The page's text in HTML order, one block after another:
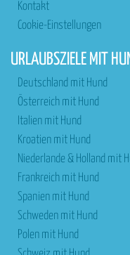
Kontakt
Cookie-Einstellungen
URLAUBSZIELE MIT
Deutschland mit Hund
Österreich mit Hund
Italien mit Hund
Kroatien mit Hund
Niederlande & Holland mit
Frankreich mit Hund
Spanien mit Hund
Schweden mit Hund
Polen mit Hund